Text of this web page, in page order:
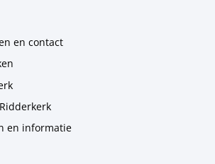
en contact
en informatie